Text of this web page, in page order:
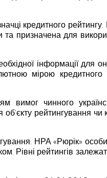
кредитного
та призначена для
інформації для
мірою
вимог чинного
рейтингування чи
НРА «Рюрік»
Рівні рейтингів